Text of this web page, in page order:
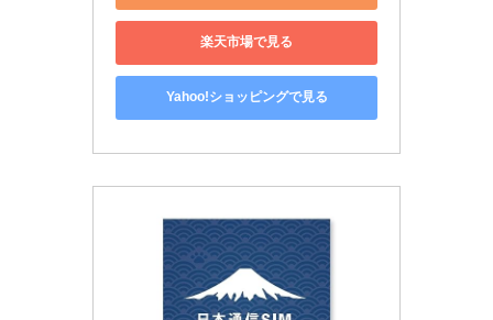
楽天市場で見る
Yahoo!ショッピングで見る